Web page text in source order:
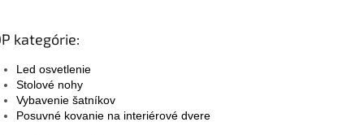
kategórie:
Led osvetlenie
Stolové nohy
Vybavenie šatníkov
Posuvné kovanie na interiérové dvere